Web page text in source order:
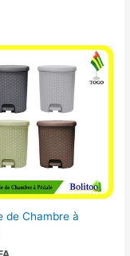
de Chambre à